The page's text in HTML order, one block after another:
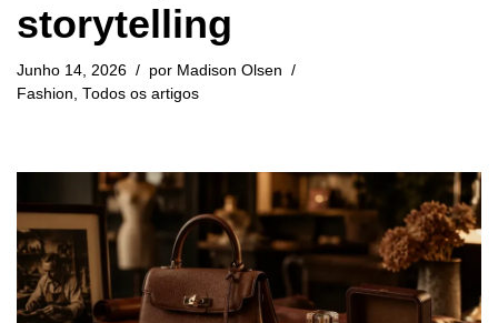
storytelling
Junho 14, 2026 por Madison Olsen
Fashion, Todos os artigos